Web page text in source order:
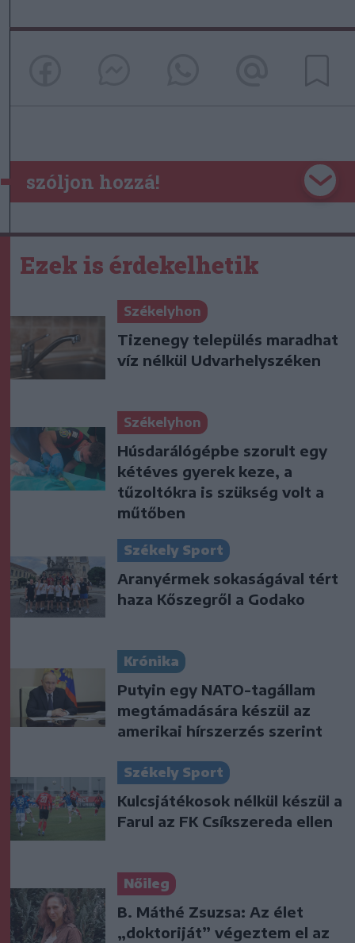
szóljon hozzá!
Ezek is érdekelhetik
Székelyhon
Tizenegy település maradhat
víz nélkül Udvarhelyszéken
Székelyhon
Húsdarálógépbe szorult egy
kétéves gyerek keze, a
tűzoltókra is szükség volt a
műtőben
Székely Sport
Aranyérmek sokaságával tért
haza Kőszegről a Godako
Krónika
Putyin egy NATO-tagállam
megtámadására készül az
amerikai hírszerzés szerint
Székely Sport
Kulcsjátékosok nélkül készül a
Farul az FK Csíkszereda ellen
Nőileg
B. Máthé Zsuzsa: Az élet
„doktoriját” végeztem el az